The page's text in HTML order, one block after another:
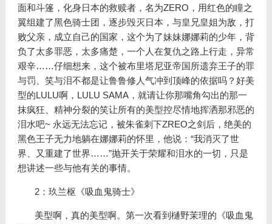
面和斗篷，化身日本的救赎者，名为ZERO，用红色的瞳之
翼组建了黑色骑士团，逐步毁灭日本，与皇兄皇姐为敌，打
败父亲，成立自己的国家，这个为了妹妹娜娜莉的少年，背
负了太多罪恶，太多痛楚，一个人在复仇之路上行走，异常
艰辛……仔细想来，这个被布里塔尼亚帝国所遗弃王子的罪
与罚、笑与泪不都是让鲁鲁修人气冲到顶峰的依据吗？好美
型的LULU啊，LULU SAMA，就请让你那嘴角勾出的那一
抹疯狂、精神分裂的笑让所有的美型控尽情地挥洒那邪恶的
泪水吧~ 永远无法忘记，被朱雀刺下ZREO之剑后，绝美的
黑色王子无力地躺在娜娜莉的怀里，他说：“我消灭了世
界、又重建了世界……”抛开关于荣耀和泪水的一切，只是
想讲述一些与他有关的事情。
2：玖兰枢《吸血鬼骑士》
美型啊，真的美型啊。第一次看到樋野茉理的《吸血鬼